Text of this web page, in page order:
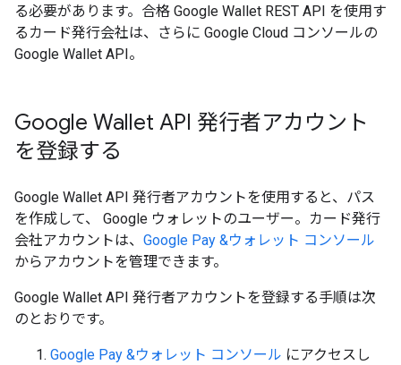
る必要があります。合格 Google Wallet REST API を使用す
るカード発行会社は、さらに Google Cloud コンソールの
Google Wallet API。
Google Wallet API 発行者アカウント
を登録する
Google Wallet API 発行者アカウントを使用すると、パス
を作成して、 Google ウォレットのユーザー。カード発行
会社アカウントは、 Google Pay &ウォレット コンソール
からアカウントを管理できます。
Google Wallet API 発行者アカウントを登録する手順は次
のとおりです。
Google Pay &ウォレット コンソール にアクセスし